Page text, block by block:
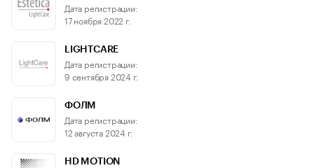
Дата регистрации:
17 ноября 2022 г.
LIGHTCARE
Дата регистрации:
9 сентября 2024 г.
ФОЛМ
Дата регистрации:
12 августа 2024 г.
HD MOTION